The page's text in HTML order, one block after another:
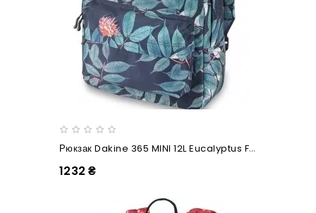
Рюкзак Dakine 365 MINI 12L Eucalyptus Floral
1232 ₴